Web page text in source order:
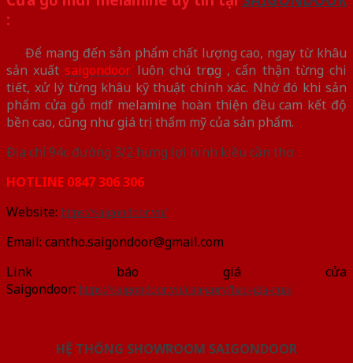
:
Để mang đến sản phẩm chất lượng cao, ngay từ khâu
sản xuấtsaigondoor luôn chú trọng , cẩn thận từng chi
tiết, xử lý từng khâu kỹ thuật chính xác. Nhờ đó khi sản
phẩm cửa gỗ mdf melamine hoàn thiện đều cam kết độ
bền cao, cũng như giá trị thẩm mỹ của sản phẩm.
Địa chỉ 94c đường 3/2 hưng lợi ninh kiều cần thơ
HOTLINE 0847306306
Website: https://saigondoor.vn/
Email: cantho.saigondoor@gmail.com
Link báo giá cửa
Saigondoor: https://saigondoor.vn/category/bao-gia-cua/
HỆ THỐNG SHOWROOM SAIGONDOOR